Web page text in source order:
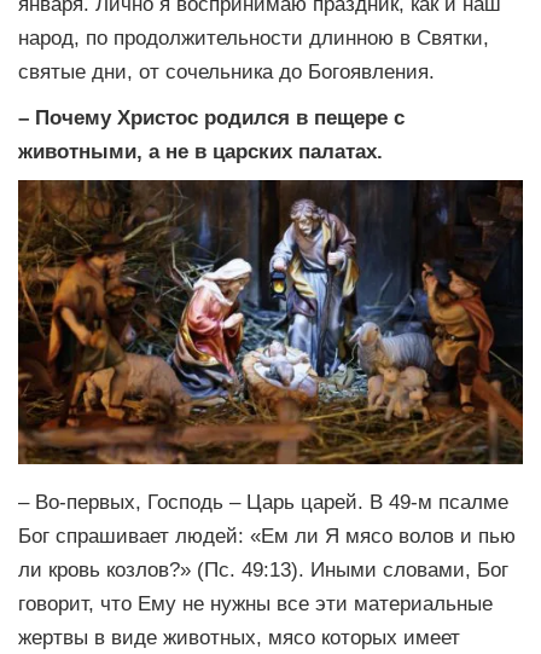
народ, по продолжительности длинною в Святки,
святые дни, от сочельника до Богоявления.
– Почему Христос родился в пещере с
животными, а не в царских палатах.
– Во-первых, Господь – Царь царей. В 49-м псалме
Бог спрашивает людей: «Ем ли Я мясо волов и пью
ли кровь козлов?» (Пс. 49:13). Иными словами, Бог
говорит, что Ему не нужны все эти материальные
жертвы в виде животных, мясо которых имеет